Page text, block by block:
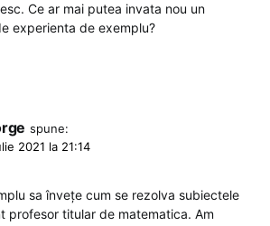
Ce ar mai putea invata nou un
experienta de exemplu?
spune:
2021 la 21:14
sa învețe cum se rezolva subiectele
profesor titular de matematica. Am